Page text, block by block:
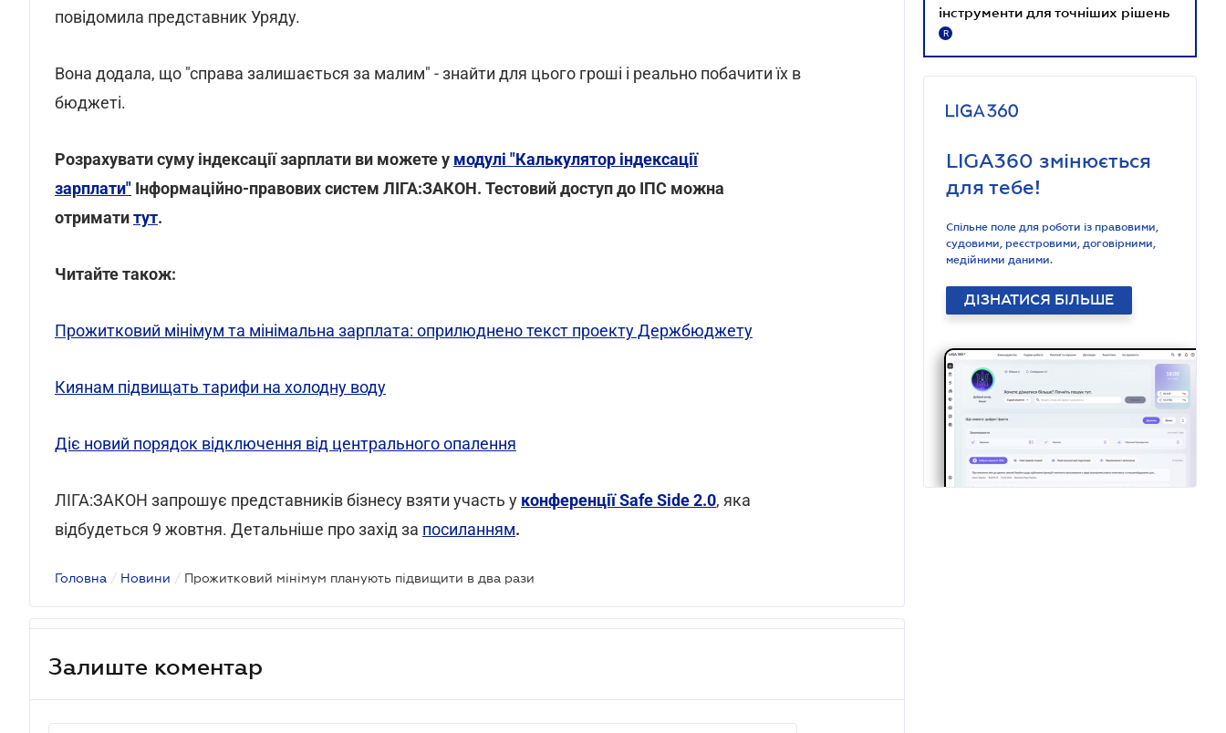
повідомила представник Уряду.
Вона додала, що "справа залишається за малим" - знайти для цього гроші і реально побачити їх в
бюджеті.
Розрахувати суму індексації зарплати ви можете у модулі "Калькулятор індексації
зарплати" Інформаційно-правових систем ЛІГА:ЗАКОН. Тестовий доступ до ІПС можна
отриматитут.
Читайте також:
Прожитковий мінімум та мінімальна зарплата: оприлюднено текст проекту Держбюджету
Киянам підвищать тарифи на холодну воду
Діє новий порядок відключення від центрального опалення
ЛІГА:ЗАКОН запрошує представників бізнесу взяти участь у конференції Safe Side 2.0, яка
відбудеться 9 жовтня. Детальніше про захід за посиланням.
Головна / Новини / Прожитковий мінімум планують підвищити в два рази
Залиште коментар
інструменти для точніших рішень
R
LIGA360 змінюється
для тебе!
Спільне поле для роботи із правовими,
судовими, реєстровими, договірними,
медійними даними.
ДІЗНАТИСЯ БІЛЬШЕ